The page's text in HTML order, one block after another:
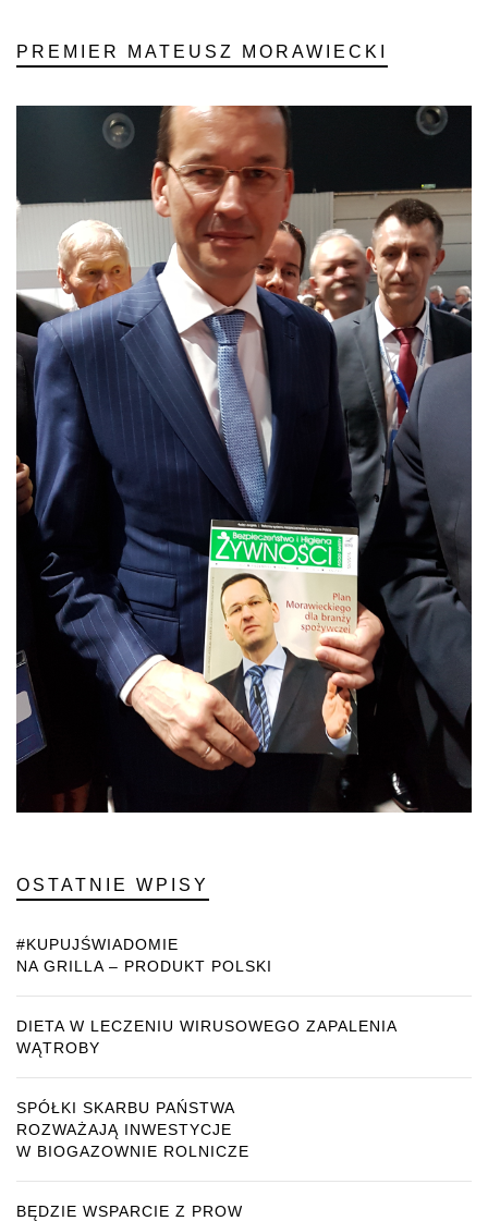
PREMIER MATEUSZ MORAWIECKI
OSTATNIE WPISY
#KUPUJŚWIADOMIE
NA GRILLA – PRODUKT POLSKI
DIETA W LECZENIU WIRUSOWEGO ZAPALENIA
WĄTROBY
SPÓŁKI SKARBU PAŃSTWA
ROZWAŻAJĄ INWESTYCJE
W BIOGAZOWNIE ROLNICZE
BĘDZIE WSPARCIE Z PROW